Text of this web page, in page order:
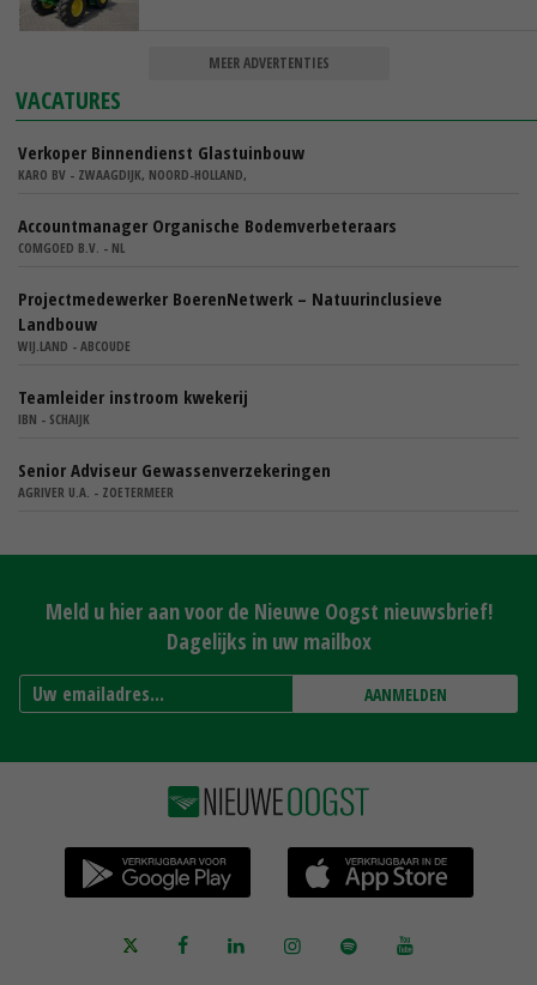
MEER ADVERTENTIES
VACATURES
Verkoper Binnendienst Glastuinbouw
KARO BV - ZWAAGDIJK, NOORD-HOLLAND,
Accountmanager Organische Bodemverbeteraars
COMGOED B.V. - NL
Projectmedewerker BoerenNetwerk – Natuurinclusieve
Landbouw
WIJ.LAND - ABCOUDE
Teamleider instroom kwekerij
IBN - SCHAIJK
Senior Adviseur Gewassenverzekeringen
AGRIVER U.A. - ZOETERMEER
Meld u hier aan voor de Nieuwe Oogst nieuwsbrief!
Dagelijks in uw mailbox
AANMELDEN